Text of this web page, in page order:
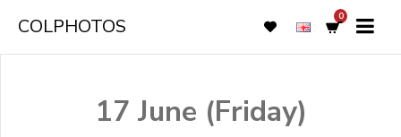
COLPHOTOS 0
17 June (Friday)